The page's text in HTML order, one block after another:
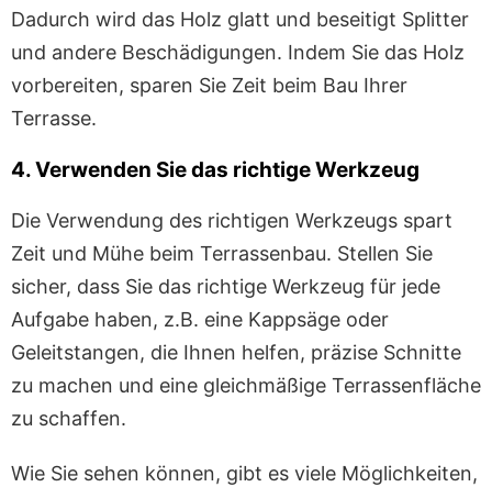
Dadurch wird das Holz glatt und beseitigt Splitter
und andere Beschädigungen. Indem Sie das Holz
vorbereiten, sparen Sie Zeit beim Bau Ihrer
Terrasse.
4. Verwenden Sie das richtige Werkzeug
Die Verwendung des richtigen Werkzeugs spart
Zeit und Mühe beim Terrassenbau. Stellen Sie
sicher, dass Sie das richtige Werkzeug für jede
Aufgabe haben, z.B. eine Kappsäge oder
Geleitstangen, die Ihnen helfen, präzise Schnitte
zu machen und eine gleichmäßige Terrassenfläche
zu schaffen.
Wie Sie sehen können, gibt es viele Möglichkeiten,